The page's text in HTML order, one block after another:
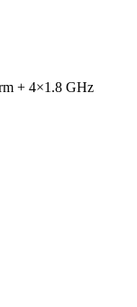
+ 4×1.8 GHz